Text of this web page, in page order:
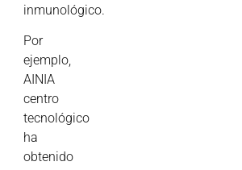
inmunológico.
Por
ejemplo,
AINIA
centro
tecnológico
ha
obtenido